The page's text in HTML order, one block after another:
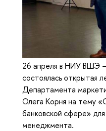
26 апреля в НИУ ВШЭ
состоялась открытая
Департамента
Олега Корня на тему
банковской сфере»
менеджмента.